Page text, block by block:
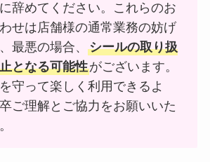
辞めてください。これらのお
せは店舗様の通常業務の妨げ
最悪の場合、シールの取り扱
となる可能性がございます。
守って楽しく利用できるよ
ご理解とご協力をお願いいた